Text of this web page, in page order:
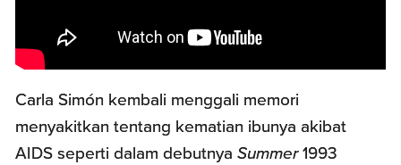
Carla Simón kembali menggali memori
menyakitkan tentang kematian ibunya akibat
AIDS seperti dalam debutnyaSummer1993